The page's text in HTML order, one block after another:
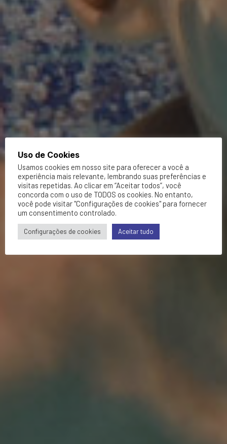
Uso de Cookies
Usamos cookies em nosso site para oferecer a você a
experiência mais relevante, lembrando suas preferências e
visitas repetidas. Ao clicar em “Aceitar todos”, você
concorda com o uso de TODOS os cookies. No entanto,
você pode visitar "Configurações de cookies" para fornecer
um consentimento controlado.
Configurações de cookies Aceitar tudo